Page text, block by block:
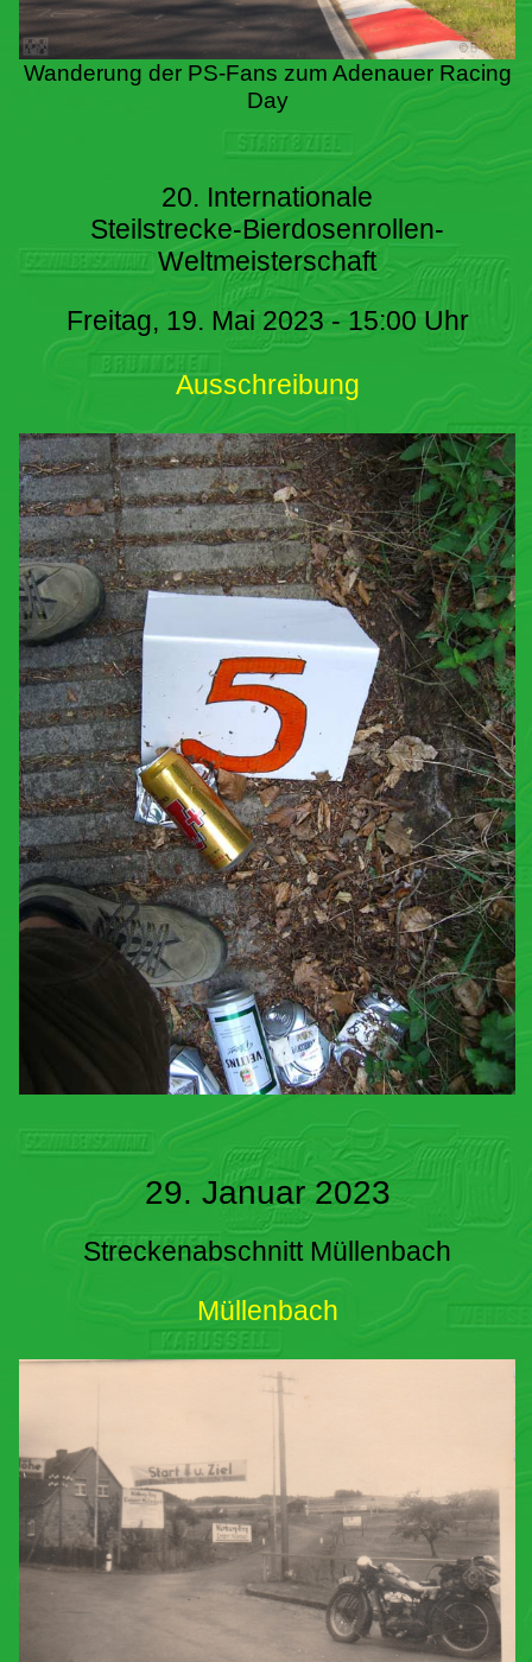
Wanderung der PS-Fans zum Adenauer Racing
Day
20. Internationale
Steilstrecke-Bierdosenrollen-
Weltmeisterschaft
Freitag, 19. Mai 2023 - 15:00 Uhr
Ausschreibung
29. Januar 2023
Streckenabschnitt Müllenbach
Müllenbach